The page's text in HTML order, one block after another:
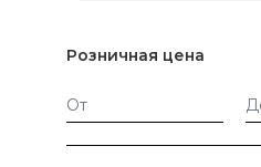
Розничная цена